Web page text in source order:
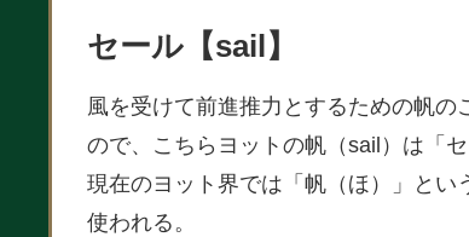
セール【sail】
風を受けて前進推力とするための帆の
ので、こちらヨットの帆（sail）は「
現在のヨット界では「帆（ほ）」と
使われる。